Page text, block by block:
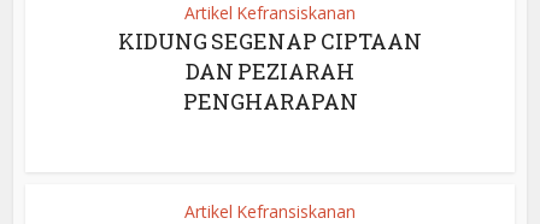
Artikel Kefransiskanan
KIDUNG SEGENAP CIPTAAN
DAN PEZIARAH
PENGHARAPAN
Artikel Kefransiskanan